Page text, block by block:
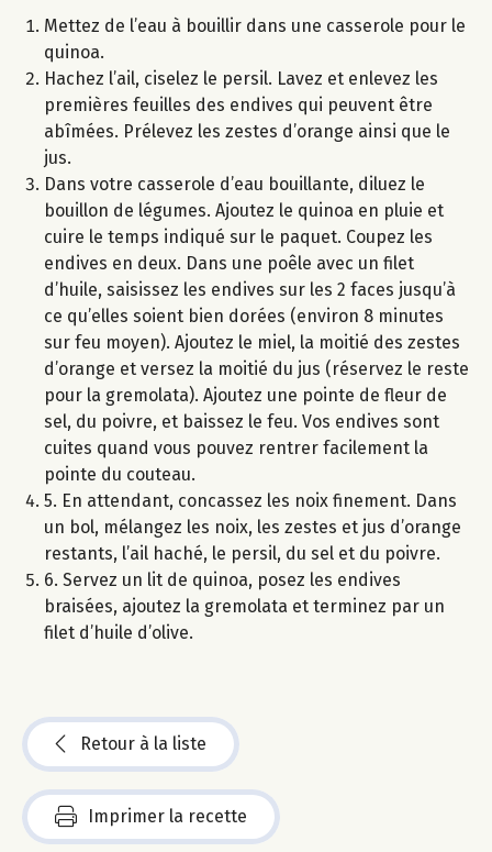
Mettez de l’eau à bouillir dans une casserole pour le
quinoa.
Hachez l’ail, ciselez le persil. Lavez et enlevez les
premières feuilles des endives qui peuvent être
abîmées. Prélevez les zestes d’orange ainsi que le
jus.
Dans votre casserole d’eau bouillante, diluez le
bouillon de légumes. Ajoutez le quinoa en pluie et
cuire le temps indiqué sur le paquet. Coupez les
endives en deux. Dans une poêle avec un filet
d’huile, saisissez les endives sur les 2 faces jusqu’à
ce qu’elles soient bien dorées (environ 8 minutes
sur feu moyen). Ajoutez le miel, la moitié des zestes
d’orange et versez la moitié du jus (réservez le reste
pour la gremolata). Ajoutez une pointe de fleur de
sel, du poivre, et baissez le feu. Vos endives sont
cuites quand vous pouvez rentrer facilement la
pointe du couteau.
5. En attendant, concassez les noix finement. Dans
un bol, mélangez les noix, les zestes et jus d’orange
restants, l’ail haché, le persil, du sel et du poivre.
6. Servez un lit de quinoa, posez les endives
braisées, ajoutez la gremolata et terminez par un
filet d’huile d’olive.
Retour à la liste
Imprimer la recette